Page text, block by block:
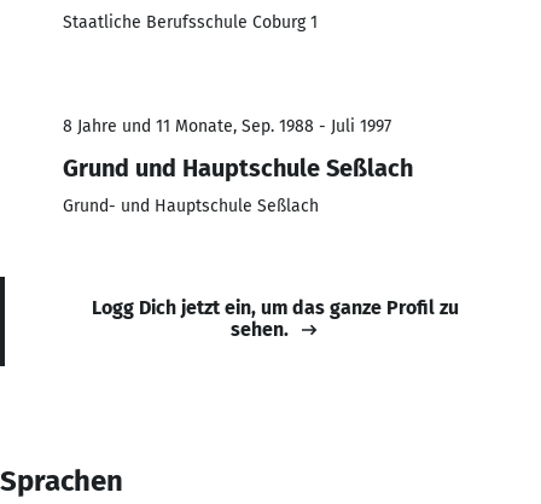
Staatliche Berufsschule Coburg 1
8 Jahre und 11 Monate, Sep. 1988 - Juli 1997
Grund und Hauptschule Seßlach
Grund- und Hauptschule Seßlach
Logg Dich jetzt ein, um das ganze Profil zu
sehen.
Sprachen